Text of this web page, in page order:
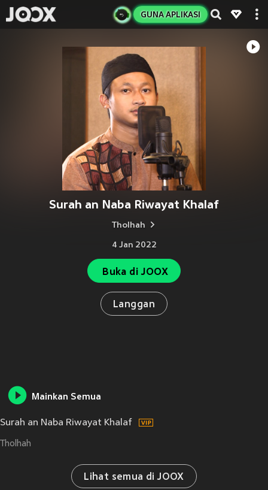
GUNA APLIKASI
Surah an Naba Riwayat Khalaf
Tholhah
4 Jan 2022
Buka di JOOX
Langgan
Mainkan Semua
Surah an Naba Riwayat Khalaf
Tholhah
Lihat semua di JOOX